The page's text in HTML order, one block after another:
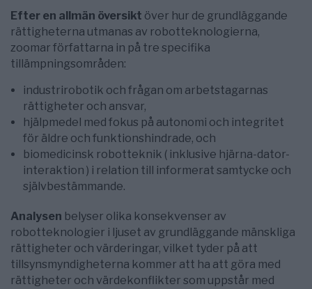
Efter en allmän översikt över hur de grundläggande
rättigheterna utmanas av robotteknologierna,
zoomar författarna in på tre specifika
tillämpningsområden:
industrirobotik och frågan om arbetstagarnas
rättigheter och ansvar,
hjälpmedel med fokus på autonomi och integritet
för äldre och funktionshindrade, och
biomedicinsk robotteknik ( inklusive hjärna-dator-
interaktion ) i relation till informerat samtycke och
självbestämmande.
Analysen belyser olika konsekvenser av
robotteknologier i ljuset av grundläggande mänskliga
rättigheter och värderingar, vilket tyder på att
tillsynsmyndigheterna kommer att ha att göra med
rättigheter och värdekonflikter som uppstår med